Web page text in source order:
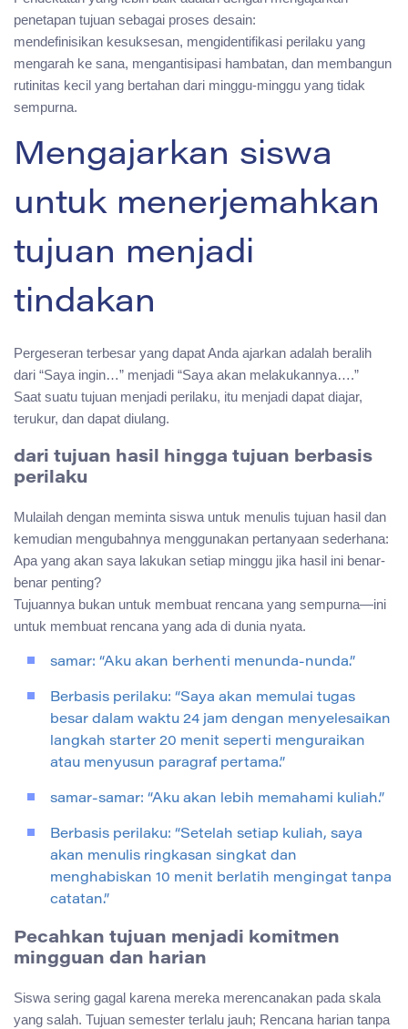
penetapan tujuan sebagai proses desain:
mendefinisikan kesuksesan, mengidentifikasi perilaku yang
mengarah ke sana, mengantisipasi hambatan, dan membangun
rutinitas kecil yang bertahan dari minggu-minggu yang tidak
sempurna.
Mengajarkan siswa
untuk menerjemahkan
tujuan menjadi
tindakan
Pergeseran terbesar yang dapat Anda ajarkan adalah beralih
dari “Saya ingin…” menjadi “Saya akan melakukannya….”
Saat suatu tujuan menjadi perilaku, itu menjadi dapat diajar,
terukur, dan dapat diulang.
dari tujuan hasil hingga tujuan berbasis
perilaku
Mulailah dengan meminta siswa untuk menulis tujuan hasil dan
kemudian mengubahnya menggunakan pertanyaan sederhana:
Apa yang akan saya lakukan setiap minggu jika hasil ini benar-
benar penting?
Tujuannya bukan untuk membuat rencana yang sempurna—ini
untuk membuat rencana yang ada di dunia nyata.
samar: “Aku akan berhenti menunda-nunda.”
Berbasis perilaku: “Saya akan memulai tugas
besar dalam waktu 24 jam dengan menyelesaikan
langkah starter 20 menit seperti menguraikan
atau menyusun paragraf pertama.”
samar-samar: “Aku akan lebih memahami kuliah.”
Berbasis perilaku: “Setelah setiap kuliah, saya
akan menulis ringkasan singkat dan
menghabiskan 10 menit berlatih mengingat tanpa
catatan.”
Pecahkan tujuan menjadi komitmen
mingguan dan harian
Siswa sering gagal karena mereka merencanakan pada skala
yang salah. Tujuan semester terlalu jauh; Rencana harian tanpa